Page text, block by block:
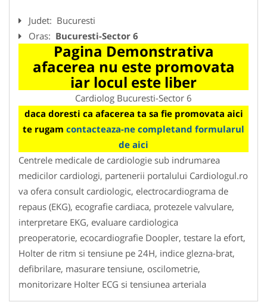
Judet: Bucuresti
Oras: Bucuresti-Sector 6
Pagina Demonstrativa
afacerea nu este promovata
iar locul este liber
Cardiolog Bucuresti-Sector 6
daca doresti ca afacerea ta sa fie promovata aici
te rugam contacteaza-ne completand formularul
de aici
Centrele medicale de cardiologie sub indrumarea
medicilor cardiologi, partenerii portalului Cardiologul.ro
va ofera consult cardiologic, electrocardiograma de
repaus (EKG), ecografie cardiaca, protezele valvulare,
interpretare EKG, evaluare cardiologica
preoperatorie, ecocardiografie Doopler, testare la efort,
Holter de ritm si tensiune pe 24H, indice glezna-brat,
defibrilare, masurare tensiune, oscilometrie,
monitorizare Holter ECG si tensiunea arteriala